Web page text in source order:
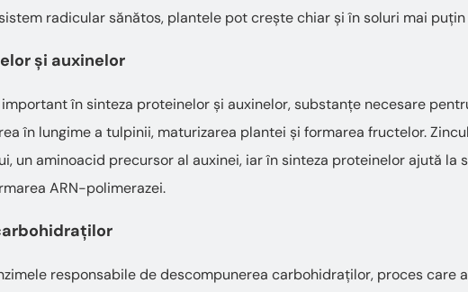
radicular sănătos, plantele pot crește chiar și în soluri mai
și auxinelor
în sinteza proteinelor și auxinelor, substanțe necesare
în lungime a tulpinii, maturizarea plantei și formarea fructelor.
un aminoacid precursor al auxinei, iar în sinteza proteinelor ajută la
ARN-polimerazei.
responsabile de descompunerea carbohidraților, proces care